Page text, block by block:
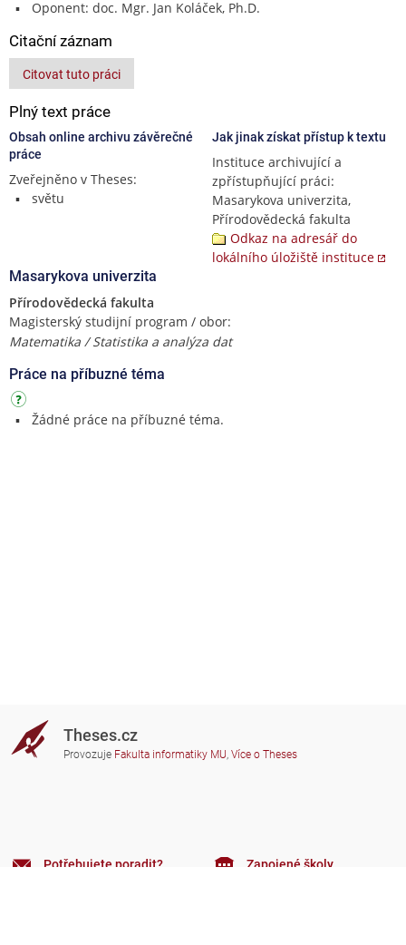
Oponent: doc. Mgr. Jan Koláček, Ph.D.
Citační záznam
Citovat tuto práci
Plný text práce
Obsah online archivu závěrečné
práce
Zveřejněno v Theses:
světu
Jak jinak získat přístup k textu
Instituce archivující a
zpřístupňující práci:
Masarykova univerzita,
Přírodovědecká fakulta
Odkaz na adresář do
lokálního úložiště instituce
Masarykova univerzita
Přírodovědecká fakulta
Magisterský studijní program / obor:
Matematika / Statistika a analýza dat
Práce na příbuzné téma
Žádné práce na příbuzné téma.
Theses.cz
Provozuje Fakulta informatiky MU, Více o Theses
Potřebujete poradit? Zapojené školy